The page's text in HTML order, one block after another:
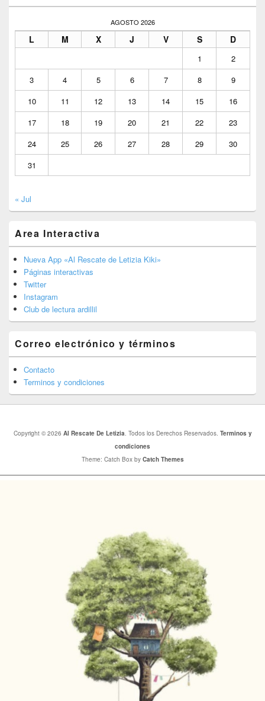
AGOSTO 2026
L M X J V S D
1
2
3
4 5 6 7 8
9
10
11 12 13 14 15
16
17
18 19 20 21 22
23
24
25 26 27 28 29
30
31
« Jul
Area Interactiva
Nueva App «Al Rescate de Letizia Kiki»
Páginas interactivas
Twitter
Instagram
Club de lectura ardillil
Correo electrónico y términos
Contacto
Terminos y condiciones
Copyright © 2026 Al Rescate De Letizia . Todos los Derechos Reservados. Terminos y
condiciones
Theme: Catch Box by Catch Themes